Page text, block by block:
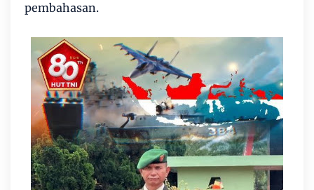
pembahasan.